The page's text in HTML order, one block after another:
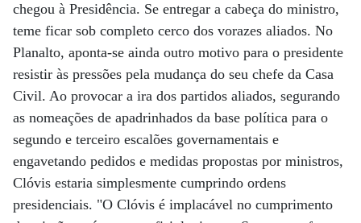
chegou à Presidência. Se entregar a cabeça do ministro,
teme ficar sob completo cerco dos vorazes aliados. No
Planalto, aponta-se ainda outro motivo para o presidente
resistir às pressões pela mudança do seu chefe da Casa
Civil. Ao provocar a ira dos partidos aliados, segurando
as nomeações de apadrinhados da base política para o
segundo e terceiro escalões governamentais e
engavetando pedidos e medidas propostas por ministros,
Clóvis estaria simplesmente cumprindo ordens
presidenciais. "O Clóvis é implacável no cumprimento